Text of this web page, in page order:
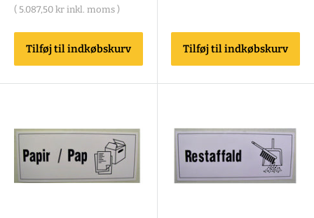
( 5.087,50 kr inkl. moms )
Tilføj til indkøbskurv Tilføj til indkøbskurv